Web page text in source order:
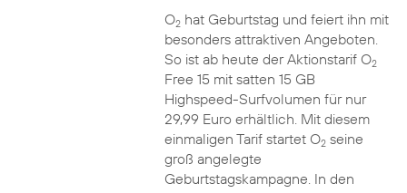
O2hat Geburtstag und feiert ihn mit
besonders attraktiven Angeboten.
So ist ab heute der Aktionstarif O2
Free 15 mit satten 15 GB
Highspeed-Surfvolumen für nur
29,99 Euro erhältlich. Mit diesem
einmaligen Tarif startet O2seine
groß angelegte
Geburtstagskampagne. In den